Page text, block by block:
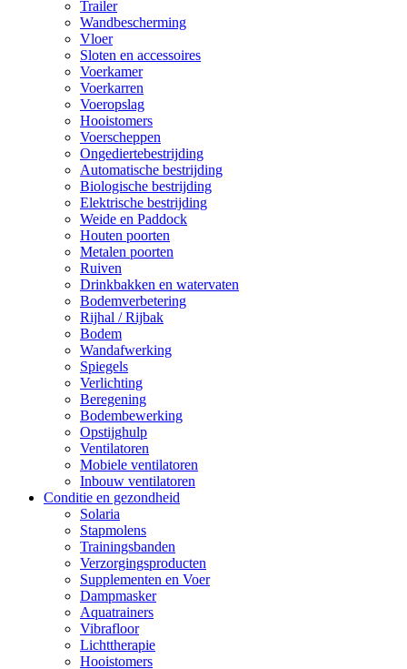
Trailer
Wandbescherming
Vloer
Sloten en accessoires
Voerkamer
Voerkarren
Voeropslag
Hooistomers
Voerscheppen
Ongediertebestrijding
Automatische bestrijding
Biologische bestrijding
Elektrische bestrijding
Weide en Paddock
Houten poorten
Metalen poorten
Ruiven
Drinkbakken en watervaten
Bodemverbetering
Rijhal / Rijbak
Bodem
Wandafwerking
Spiegels
Verlichting
Beregening
Bodembewerking
Opstijghulp
Ventilatoren
Mobiele ventilatoren
Inbouw ventilatoren
Conditie en gezondheid
Solaria
Stapmolens
Trainingsbanden
Verzorgingsproducten
Supplementen en Voer
Dampmasker
Aquatrainers
Vibrafloor
Lichttherapie
Hooistomers